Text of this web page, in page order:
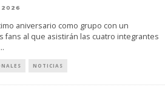
2026
aniversario como grupo con un
al que asistirán las cuatro integrantes
...
NOTICIAS